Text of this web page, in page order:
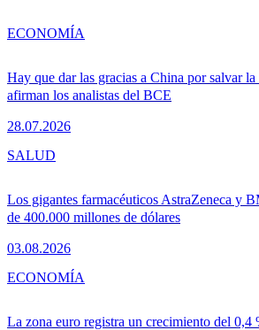
Hay que dar las gracias a China por salvar
afirman los analistas del BCE
28.07.2026
ECONOMÍA
Los gigantes farmacéuticos AstraZeneca y
de 400.000 millones de dólares
03.08.2026
SALUD
La zona euro registra un crecimiento del 0,4
ECONOMÍA